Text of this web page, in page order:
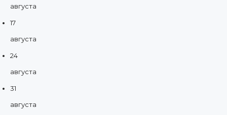
августа
17
августа
24
августа
31
августа